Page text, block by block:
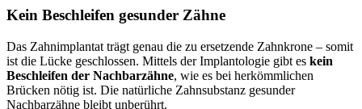
Kein Beschleifen gesunder Zähne
Das Zahnimplantat trägt genau die zu ersetzende Zahnkrone – somit
ist die Lücke geschlossen. Mittels der Implantologie gibt es kein
Beschleifen der Nachbarzähne, wie es bei herkömmlichen
Brücken nötig ist. Die natürliche Zahnsubstanz gesunder
Nachbarzähne bleibt unberührt.